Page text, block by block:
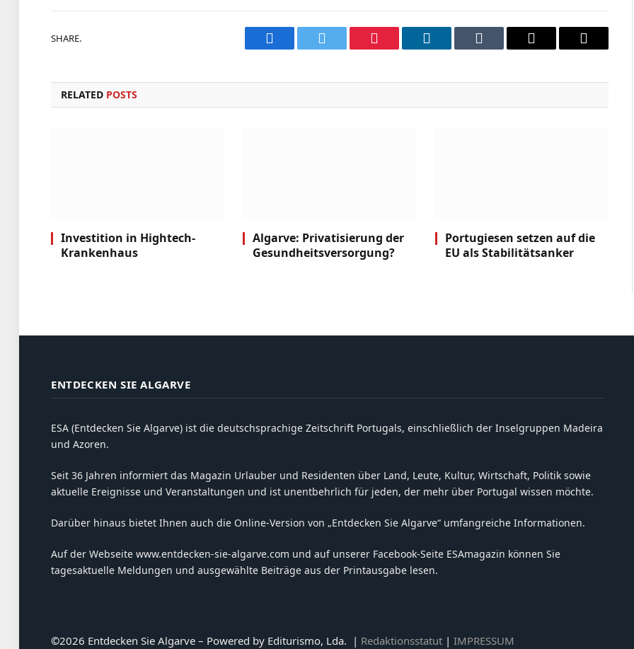
SHARE. FacebookTwitter PinterestLinkedInTumblr Email
Copy
RELATED POSTS
Investition in Hightech-
Krankenhaus
Algarve: Privatisierung der
Gesundheitsversorgung?
Portugiesen setzen auf die
EU als Stabilitätsanker
ENTDECKEN SIE ALGARVE
ESA (Entdecken Sie Algarve) ist die deutschsprachige Zeitschrift Portugals, einschließlich der Inselgruppen Madeira
und Azoren.
Seit 36 Jahren informiert das Magazin Urlauber und Residenten über Land, Leute, Kultur, Wirtschaft, Politik sowie
aktuelle Ereignisse und Veranstaltungen und ist unentbehrlich für jeden, der mehr über Portugal wissen möchte.
Darüber hinaus bietet Ihnen auch die Online-Version von „Entdecken Sie Algarve“ umfangreiche Informationen.
Auf der Webseite www.entdecken-sie-algarve.com und auf unserer Facebook-Seite ESAmagazin können Sie
tagesaktuelle Meldungen und ausgewählte Beiträge aus der Printausgabe lesen.
©2026 Entdecken Sie Algarve – Powered by Editurismo, Lda. | Redaktionsstatut | IMPRESSUM